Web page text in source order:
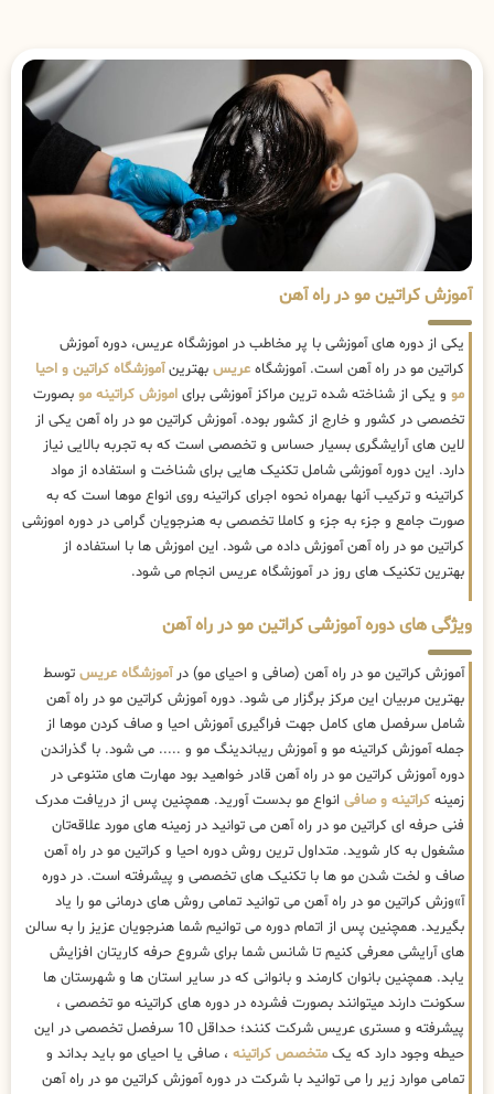
آموزش کراتین مو در راه آهن
یکی از دوره های آموزشی با پر مخاطب در اموزشگاه عریس، دوره آموزش
کراتین مو در راه آهن است. آموزشگاه عریس بهترینآموزشگاه کراتین و احیا
مو و یکی از شناخته شده ترین مراکز آموزشی برای اموزش کراتینه مو بصورت
تخصصی در کشور و خارج از کشور بوده. آموزش کراتین مو در راه آهن یکی از
لاین های آرایشگری بسیار حساس و تخصصی است که به تجربه بالایی نیاز
دارد. این دوره آموزشی شامل تکنیک هایی برای شناخت و استفاده از مواد
کراتینه و ترکیب آنها بهمراه نحوه اجرای کراتینه روی انواع موها است که به
صورت جامع و جزء به جزء و کاملا تخصصی به هنرجویان گرامی در دوره اموزشی
کراتین مو در راه آهن آموزش داده می شود. این اموزش ها با استفاده از
بهترین تکنیک های روز در آموزشگاه عریس انجام می شود.
ویژگی های دوره آموزشی کراتین مو در راه آهن
آموزش کراتین مو در راه آهن (صافی و احیای مو) درآموزشگاه عریس توسط
بهترین مربیان این مرکز برگزار می شود. دوره آموزش کراتین مو در راه آهن
شامل سرفصل های کامل جهت فراگیری آموزش احیا و صاف کردن موها از
جمله آموزش کراتینه مو و آموزش ریباندینگ مو و ..... می شود. با گذراندن
دوره آموزش کراتین مو در راه آهن قادر خواهید بود مهارت های متنوعی در
زمینه کراتینه و صافی انواع مو بدست آورید. همچنین پس از دریافت مدرک
فنی حرفه ای کراتین مو در راه آهن می توانید در زمینه های مورد علاقه‌تان
مشغول به کار شوید. متداول ترین روش دوره احیا و کراتین مو در راه آهن
صاف و لخت شدن مو ها با تکنیک های تخصصی و پیشرفته است. در دوره
آ»وزش کراتین مو در راه آهن می توانید تمامی روش های درمانی مو را یاد
بگیرید. همچنین پس از اتمام دوره می توانیم شما هنرجویان عزیز را به سالن
های آرایشی معرفی کنیم تا شانس شما برای شروع حرفه کاریتان افزایش
یابد. همچنین بانوان کارمند و بانوانی که در سایر استان ها و شهرستان ها
سکونت دارند میتوانند بصورت فشرده در دوره های کراتینه مو تخصصی ،
پیشرفته و مستری عریس شرکت کنند؛ حداقل 10 سرفصل تخصصی در این
حیطه وجود دارد که یک متخصص کراتینه ، صافی یا احیای مو باید بداند و
تمامی موارد زیر را می توانید با شرکت در دوره آموزش کراتین مو در راه آهن